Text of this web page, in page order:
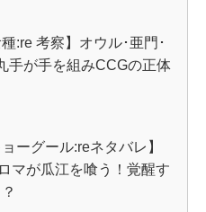
種:re 考察】オウル･亜門･
手が手を組みCCGの正体
ョーグール:reネタバレ】
マが瓜江を喰う！覚醒す